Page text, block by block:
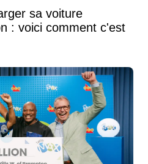
sa voiture
: voici comment c'est